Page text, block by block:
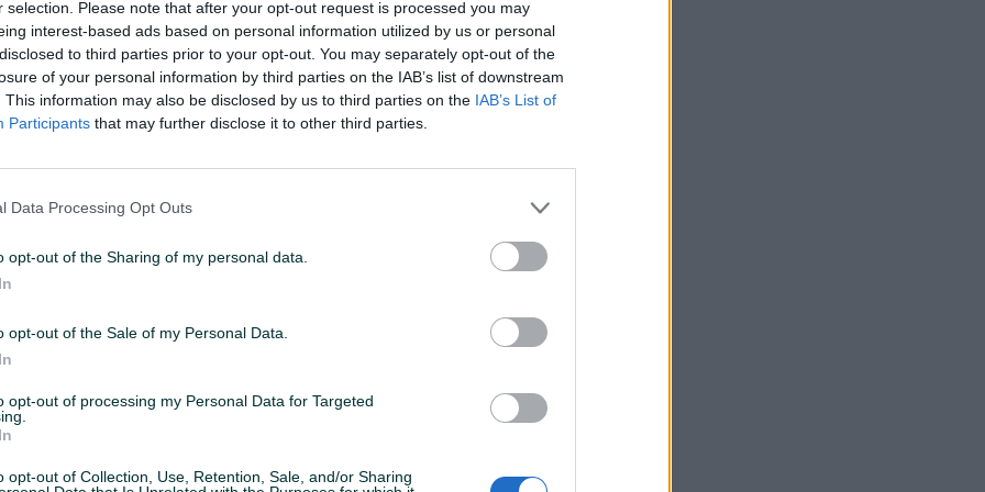
selection. Please note that after your opt-out request is processed you may
interest-based ads based on personal information utilized by us or personal
to third parties prior to your opt-out. You may separately opt-out of the
of your personal information by third parties on the IAB’s list of downstream
This information may also be disclosed by us to third parties on the IAB’s List of
Participants that may further disclose it to other third parties.
Data Processing Opt Outs
opt-out of the Sharing of my personal data.
opt-out of the Sale of my Personal Data.
opt-out of processing my Personal Data for Targeted
opt-out of Collection, Use, Retention, Sale, and/or Sharing
ID: 44285694 PREGLEDI: 190
shopu -
Prihvat za ključ: 3/8" ( 10 mm ) Prihvat za bušilicu: 1/4" (
&nbsp;